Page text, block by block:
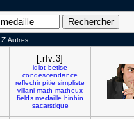
Z Autres
[:rfv:3]
idiot betise
condescendance
reflechir pitie simpliste
villani math matheux
fields medaille hinhin
sacarstique